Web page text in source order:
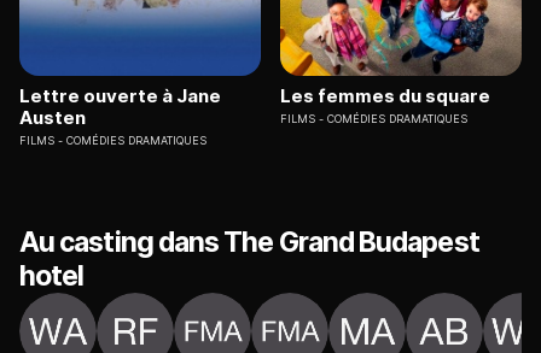
Lettre ouverte à Jane
Austen
FILMS COMÉDIES DRAMATIQUES
Les femmes du square
FILMS COMÉDIES DRAMATIQUES
Au casting dans The Grand Budapest
hotel